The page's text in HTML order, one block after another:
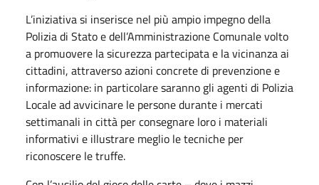
L’iniziativa si inserisce nel più ampio impegno della
Polizia di Stato e dell’Amministrazione Comunale volto
a promuovere la sicurezza partecipata e la vicinanza ai
cittadini, attraverso azioni concrete di prevenzione e
informazione: in particolare saranno gli agenti di Polizia
Locale ad avvicinare le persone durante i mercati
settimanali in città per consegnare loro i materiali
informativi e illustrare meglio le tecniche per
riconoscere le truffe.